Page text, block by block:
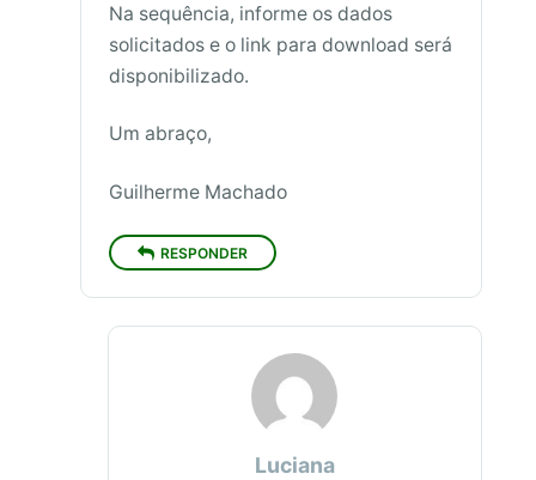
Na sequência, informe os dados
solicitados e o link para download será
disponibilizado.
Um abraço,
Guilherme Machado
RESPONDER
Luciana